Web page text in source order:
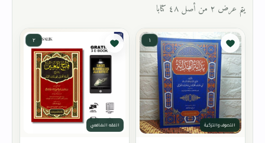
يتم عرض ٢ من أصل ٤٨ كتابا
١
التصوف والتزكية
٢
الفقه الشافعي